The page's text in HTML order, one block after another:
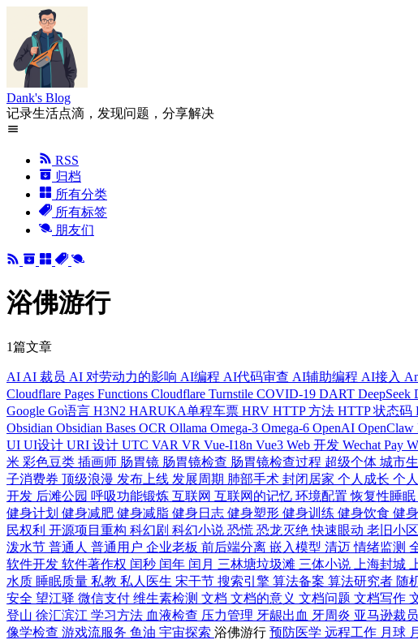
Dank's Blog
记录生活点滴，发现问题，分享解决
RSS
归档
所有分类
所有标签
朋友们
浴佛游行
1篇文章
AI AI 裁员 AI 对劳动力的影响 AI编程 AI代码审查 AI辅助编程 AI接入
Cloudflare Pages Functions Cloudflare Turnstile COVID-19 DART DeepSeek
Google Go语言 H3N2 HARUKA单程车票 HRV HTTP 方法 HTTP 状态码
Obsidian Obsidian Bases OCR Ollama Omega-3 Omega-6 OpenAI OpenClaw
UI UI设计 URI 设计 UTC VAR VR Vue-I18n Vue3 Web 开发 Wechat Pay
米 彩色豆类 插画师 肠胃镜 肠胃镜检查 肠胃镜检查过程 超级个体 城市
子消费券 顶级浪漫 发布上线 发展周期 肺部手术 封闭居家 个人成长 个
开发 后滩公园 呼吸功能锻炼 互联网 互联网的记忆 环境配置恢复性睡眠
健身计划 健身减肥 健身减脂 健身日志 健身塑形 健身训练 健身饮食 健
民权利 开源项目重构 科幻剧 科幻小说 恐慌 恐龙灭绝快速眼动 老旧小区
泼水节 普通人 普通用户 企业老板 前后端分离 嵌入模型 清迈情绪监测
软件开发 软件著作权 闰秒 闰年 闰月 三林塘垃圾滩 三体小说 上海封城
水质 睡眠质量 私教 私人医生 宋干节 搜索引擎 算法备案 算法研究者 随
安全 望江驿 微信支付 维生素检测 文档 文档的意义 文档问题 文档写作
登山 徐汇滨江 学习方法 血液检查 压力管理 牙龈出血 牙周炎 亚马逊裁员
像学检查 游戏流服务 鱼油 宇宙探索 浴佛游行 预防医学 远程工作 月球